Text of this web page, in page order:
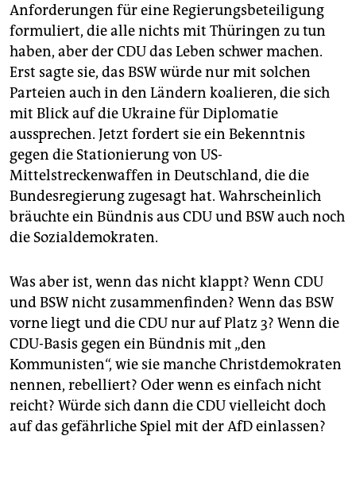
Anforderungen für eine Regierungsbeteiligung
formuliert, die alle nichts mit Thüringen zu tun
haben, aber der CDU das Leben schwer machen.
Erst sagte sie, das BSW würde nur mit solchen
Parteien auch in den Ländern koalieren, die sich
mit Blick auf die Ukraine für Diplomatie
aussprechen. Jetzt fordert sie ein Bekenntnis
gegen die Stationierung von US-
Mittelstreckenwaffen in Deutschland, die die
Bundesregierung zugesagt hat. Wahrscheinlich
bräuchte ein Bündnis aus CDU und BSW auch noch
die Sozialdemokraten.
Was aber ist, wenn das nicht klappt? Wenn CDU
und BSW nicht zusammenfinden? Wenn das BSW
vorne liegt und die CDU nur auf Platz 3? Wenn die
CDU-Basis gegen ein Bündnis mit „den
Kommunisten“, wie sie manche Christdemokraten
nennen, rebelliert? Oder wenn es einfach nicht
reicht? Würde sich dann die CDU vielleicht doch
auf das gefährliche Spiel mit der AfD einlassen?